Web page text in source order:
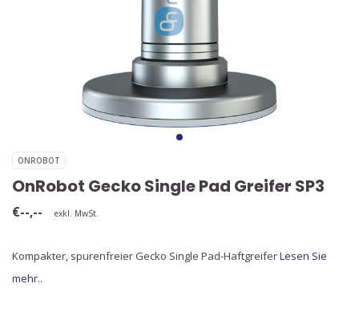
ONROBOT
OnRobot Gecko Single Pad Greifer SP3
€--,-- exkl. MwSt.
Kompakter, spurenfreier Gecko Single Pad-HaftgreiferLesen Sie
mehr..